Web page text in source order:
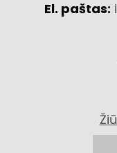
El. paštas: